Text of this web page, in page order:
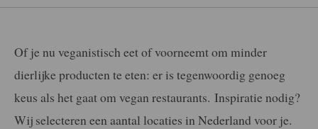
Of je nu veganistisch eet of voorneemt om minder
dierlijke producten te eten: er is tegenwoordig genoeg
keus als het gaat om vegan restaurants. Inspiratie nodig?
Wij selecteren een aantal locaties in Nederland voor je.